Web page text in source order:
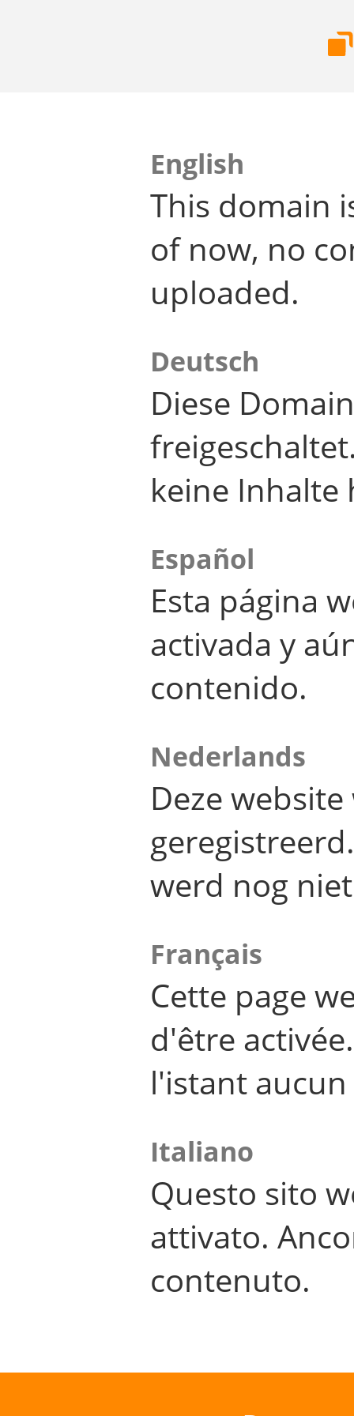
English
This domain
of now, no
uploaded.
Deutsch
Diese
keine Inhalte
Español
Esta página
activada y
contenido.
Nederlands
Deze
werd nog
Français
Cette page
d'être
l'istant
Italiano
Questo sito
attivato.
contenuto.